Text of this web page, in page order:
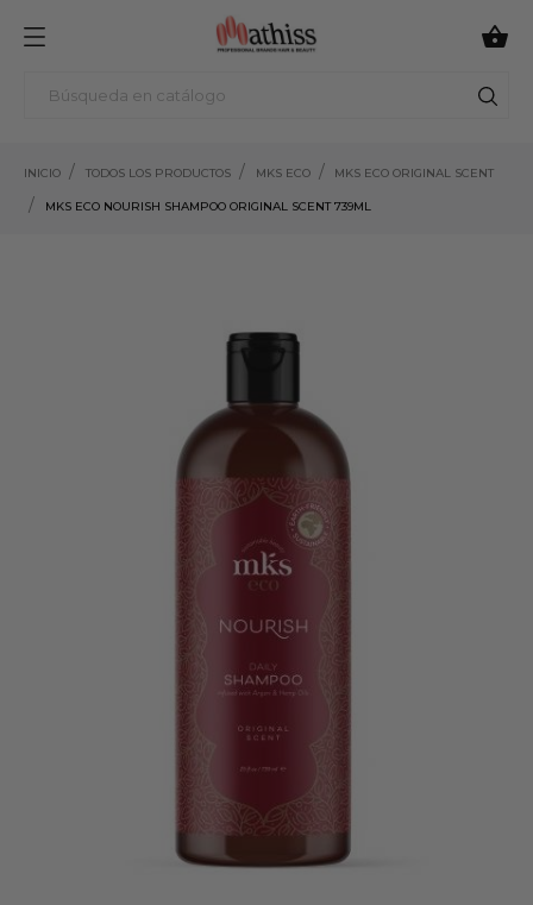

INICIO TODOS LOS PRODUCTOS MKS ECO MKS ECO ORIGINAL SCENT
MKS ECO NOURISH SHAMPOO ORIGINAL SCENT 739ML